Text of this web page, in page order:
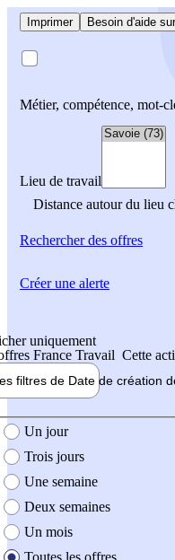
Imprimer Besoin d'aide
Métier, compétence, mot-
Lieu de travail
Distance autour du lieu
Rechercherdes offres
uniquement
France Travail Cette
filtres de Date de création
création de l'offre
Un jour
Trois jours
Une semaine
Deux semaines
Un mois
Toutes les offres
Créer une alerte